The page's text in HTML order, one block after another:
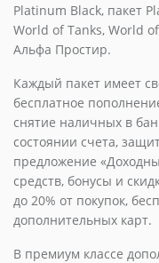
Platinum Black, пакет
World of Tanks, World
Альфа Простир.
Каждый пакет имеет
бесплатное
снятие наличных в
состоянии счета,
предложение
средств, бонусы и
до 20% от покупок,
дополнительных карт.
В премиум классе